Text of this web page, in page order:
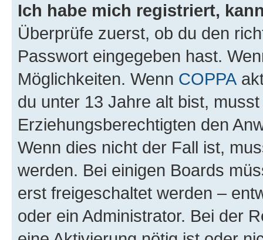
Ich habe mich registriert,
Überprüfe zuerst, ob du den
Passwort eingegeben hast.
Möglichkeiten. Wenn COPPA
du unter 13 Jahre alt bist,
Erziehungsberechtigten den
Wenn dies nicht der Fall ist,
werden. Bei einigen Boards
erst freigeschaltet werden –
oder ein Administrator. Bei der